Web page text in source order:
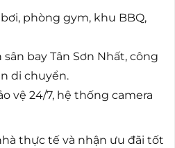
phòng gym, khu BBQ,
sân bay Tân Sơn Nhất, công
di chuyển.
vệ 24/7, hệ thống camera
thực tế và nhận ưu đãi tốt